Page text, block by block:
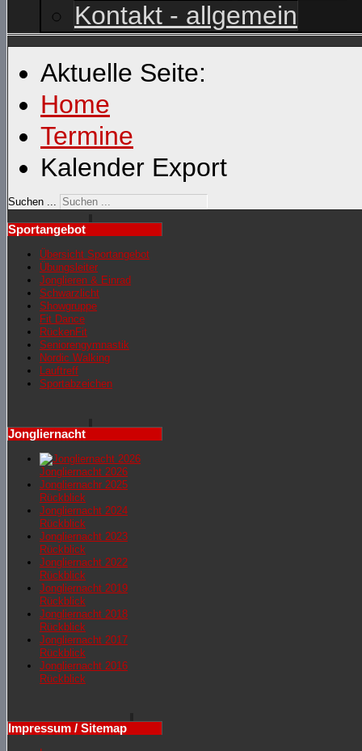
Kontakt - allgemein
Aktuelle Seite:
Home
Termine
Kalender Export
Suchen ...
Sportangebot
Übersicht Sportangebot
Übungsleiter
Jonglieren & Einrad
Schwarzlicht
Showgruppe
Fit Dance
RückenFit
Seniorengymnastik
Nordic Walking
Lauftreff
Sportabzeichen
Jongliernacht
Jongliernacht 2026
Jongliernachr 2025
Rückblick
Jongliernacht 2024
Rückblick
Jongliernacht 2023
Rückblick
Jongliernacht 2022
Rückblick
Jongliernacht 2019
Rückblick
Jongliernacht 2018
Rückblick
Jongliernacht 2017
Rückblick
Jongliernacht 2016
Rückblick
Impressum / Sitemap